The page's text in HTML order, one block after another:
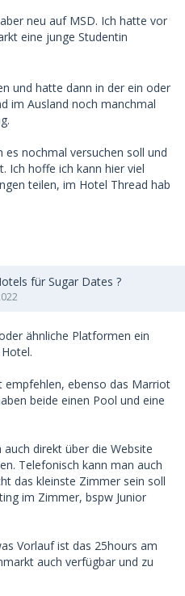
neu auf MSD. Ich hatte vor
eine junge Studentin
und hatte dann in der ein oder
im Ausland noch manchmal
nochmal versuchen soll und
Ich hoffe ich kann hier viel
teilen, im Hotel Thread hab
für Sugar Dates ?
ähnliche Platformen ein
empfehlen, ebenso das Marriot
beide einen Pool und eine
direkt über die Website
Telefonisch kann man auch
das kleinste Zimmer sein soll
im Zimmer, bspw Junior
Vorlauf ist das 25hours am
auch verfügbar und zu